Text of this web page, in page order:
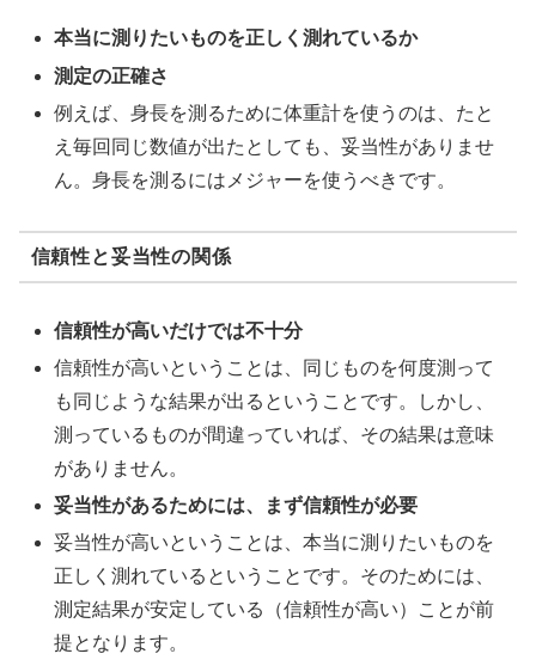
本当に測りたいものを正しく測れているか
測定の正確さ
例えば、身長を測るために体重計を使うのは、たと
え毎回同じ数値が出たとしても、妥当性がありませ
ん。身長を測るにはメジャーを使うべきです。
信頼性と妥当性の関係
信頼性が高いだけでは不十分
信頼性が高いということは、同じものを何度測って
も同じような結果が出るということです。しかし、
測っているものが間違っていれば、その結果は意味
がありません。
妥当性があるためには、まず信頼性が必要
妥当性が高いということは、本当に測りたいものを
正しく測れているということです。そのためには、
測定結果が安定している（信頼性が高い）ことが前
提となります。